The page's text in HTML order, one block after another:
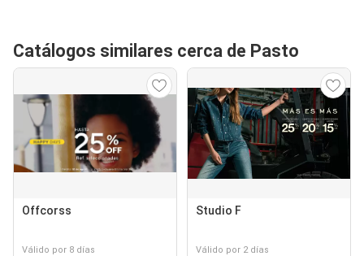
Catálogos similares cerca de Pasto
Offcorss
Válido por 8 días
Studio F
Válido por 2 días